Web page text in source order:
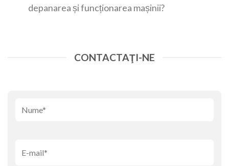
depanarea și funcționarea mașinii?
CONTACTAŢI-NE